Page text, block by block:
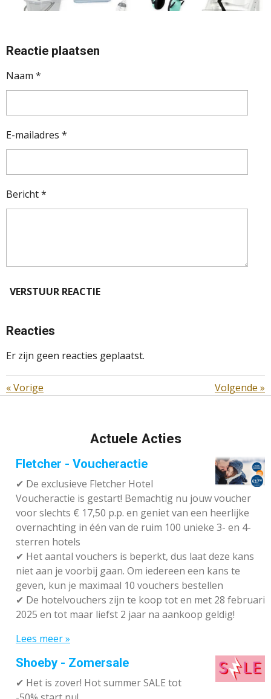
Reactie plaatsen
Naam *
E-mailadres *
Bericht *
VERSTUUR REACTIE
Reacties
Er zijn geen reacties geplaatst.
«Vorige Volgende »
Actuele Acties
Fletcher - Voucheractie
✔ De exclusieve Fletcher Hotel
Voucheractie is gestart! Bemachtig nu jouw voucher
voor slechts € 17,50 p.p. en geniet van een heerlijke
overnachting in één van de ruim 100 unieke 3- en 4-
sterren hotels
✔ Het aantal vouchers is beperkt, dus laat deze kans
niet aan je voorbij gaan. Om iedereen een kans te
geven, kun je maximaal 10 vouchers bestellen
✔ De hotelvouchers zijn te koop tot en met 28 februari
2025 en tot maar liefst 2 jaar na aankoop geldig!
Lees meer »
Shoeby - Zomersale
✔ Het is zover! Hot summer SALE tot